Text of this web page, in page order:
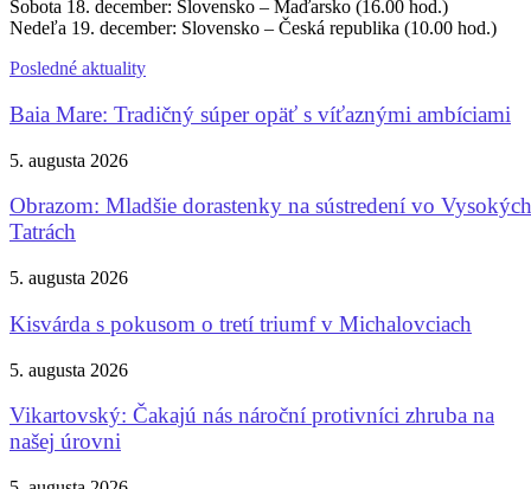
Sobota 18. december: Slovensko – Maďarsko (16.00 hod.)
Nedeľa 19. december: Slovensko – Česká republika (10.00 hod.)
Posledné aktuality
Baia Mare: Tradičný súper opäť s víťaznými ambíciami
5. augusta 2026
Obrazom: Mladšie dorastenky na sústredení vo Vysokých
Tatrách
5. augusta 2026
Kisvárda s pokusom o tretí triumf v Michalovciach
5. augusta 2026
Vikartovský: Čakajú nás nároční protivníci zhruba na
našej úrovni